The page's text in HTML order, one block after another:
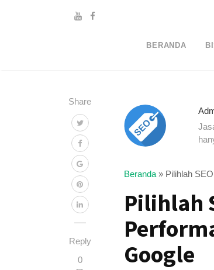
BERANDA
Share
Reply
0
Beranda» Pilihlah
Pilihlah
Google